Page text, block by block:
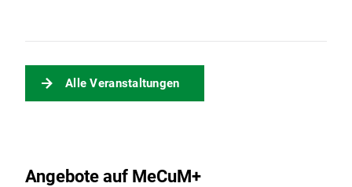
Alle Veranstaltungen
Angebote auf MeCuM+